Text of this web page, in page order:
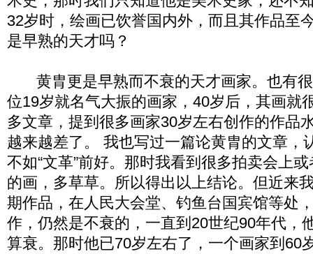
32岁时，绘画已饮誉国内外，而且其作品至
是早熟的天才吗？
黄胄更是早熟而不衰的天才画家。也有很
位19岁就名气大振的画家，40岁后，其画就
多文章，提到很多画家30岁左右创作的作品
越来越差了。 我也写过一篇论黄胄的文章，
不如“文革”前好。那时我看到很多拍卖会上
的画，多草草。所以得出以上结论。但近来
期作品，在人民大会堂、钓鱼台国宾馆等处
作，仍然是不衰的，一直到20世纪90年代，
算衰。那时他已70岁左右了，一个画家到60